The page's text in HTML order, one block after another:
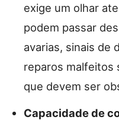
exige um olhar
podem passar
avarias, sinais de
reparos malfeitos
que devem ser
Capacidade de